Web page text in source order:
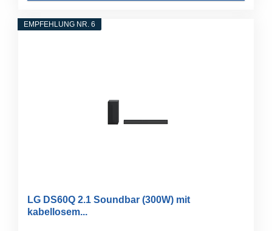
EMPFEHLUNG NR. 6
LG DS60Q 2.1 Soundbar (300W) mit
kabellosem...